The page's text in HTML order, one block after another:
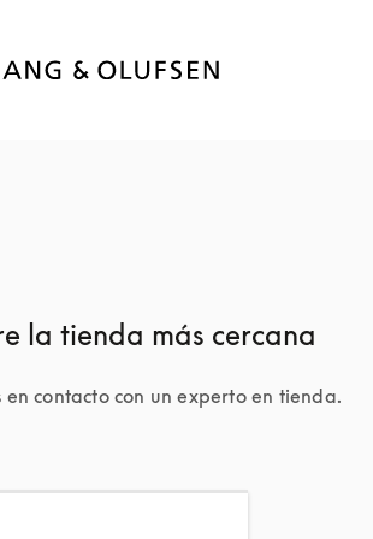
la tienda más cercana
contacto con un experto en tienda.